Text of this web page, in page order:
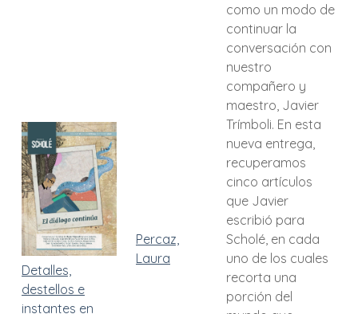
Detalles,
destellos e
instantes en
Percaz,
Laura
como un modo de
continuar la
conversación con
nuestro
compañero y
maestro, Javier
Trímboli. En esta
nueva entrega,
recuperamos
cinco artículos
que Javier
escribió para
Scholé, en cada
uno de los cuales
recorta una
porción del